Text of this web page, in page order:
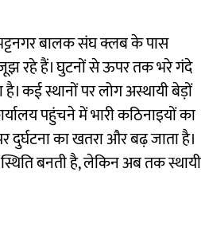
बालक संघ क्लब के पास
रहे हैं। घुटनों से ऊपर तक भरे गंदे
कई स्थानों पर लोग अस्थायी बेड़ों
पहुंचने में भारी कठिनाइयों का
दुर्घटना का खतरा और बढ़ जाता है।
बनती है, लेकिन अब तक स्थायी